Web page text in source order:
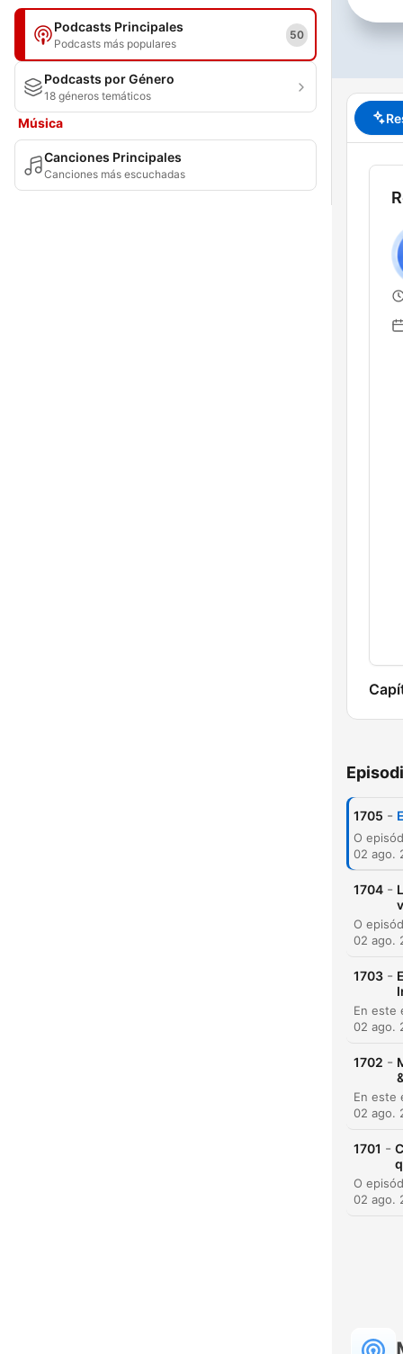
Podcasts Principales
Podcasts más populares
50
Podcasts por Género
18 géneros temáticos
Música
Canciones Principales
Canciones más escuchadas
1705 -
02 ago.
1704 -
02 ago.
1703 -
02 ago.
1702 -
02 ago.
1701 -
02 ago.